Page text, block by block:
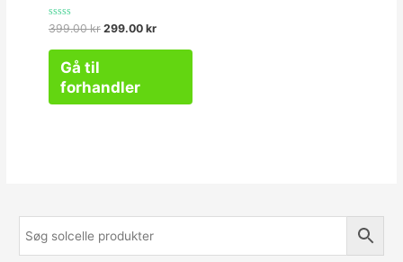
Vurderet
399.00kr 299.00 kr
Gå til
forhandler